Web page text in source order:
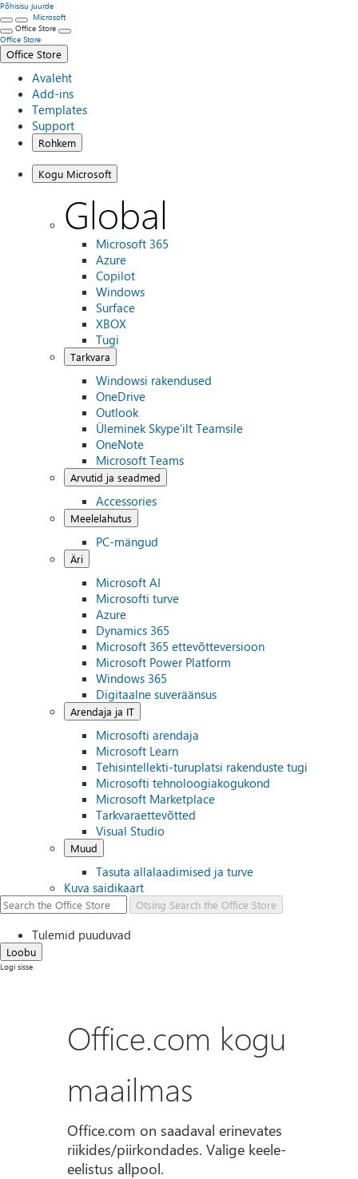
Põhisisu juurde
Microsoft
Office Store
Office Store
Office Store
Avaleht
Add-ins
Templates
Support
Rohkem
Kogu Microsoft
Global
Microsoft 365
Azure
Copilot
Windows
Surface
XBOX
Tugi
Tarkvara
Windowsi rakendused
OneDrive
Outlook
Üleminek Skype'ilt Teamsile
OneNote
Microsoft Teams
Arvutid ja seadmed
Accessories
Meelelahutus
PC-mängud
Äri
Microsoft AI
Microsofti turve
Azure
Dynamics 365
Microsoft 365 ettevõtteversioon
Microsoft Power Platform
Windows 365
Digitaalne suveräänsus
Arendaja ja IT
Microsofti arendaja
Microsoft Learn
Tehisintellekti-turuplatsi rakenduste tugi
Microsofti tehnoloogiakogukond
Microsoft Marketplace
Tarkvaraettevõtted
Visual Studio
Muud
Tasuta allalaadimised ja turve
Kuva saidikaart
Otsing Search the Office Store
Tulemid puuduvad
Loobu
Logi sisse
Office.com kogu
maailmas
Office.com on saadaval erinevates
riikides/piirkondades. Valige keele-
eelistus allpool.